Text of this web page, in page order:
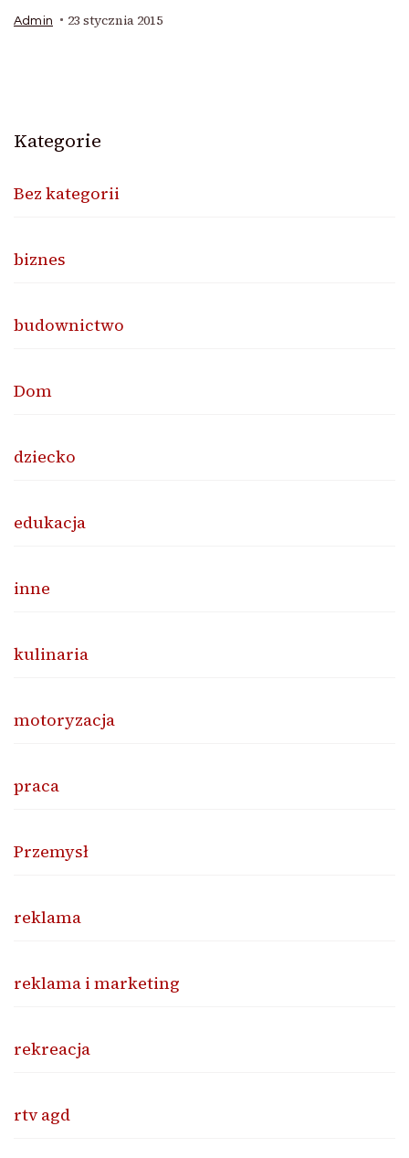
Admin 23 stycznia 2015
Kategorie
Bez kategorii
biznes
budownictwo
Dom
dziecko
edukacja
inne
kulinaria
motoryzacja
praca
Przemysł
reklama
reklama i marketing
rekreacja
rtv agd